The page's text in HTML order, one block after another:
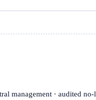
management · audited no-